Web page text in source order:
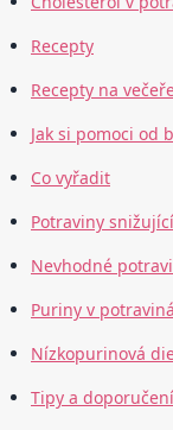
Recepty
Recepty na
Jak si pomoci od
Co vyřadit
Potraviny
Nevhodné
Puriny v
Nízkopurinová
Tipy a